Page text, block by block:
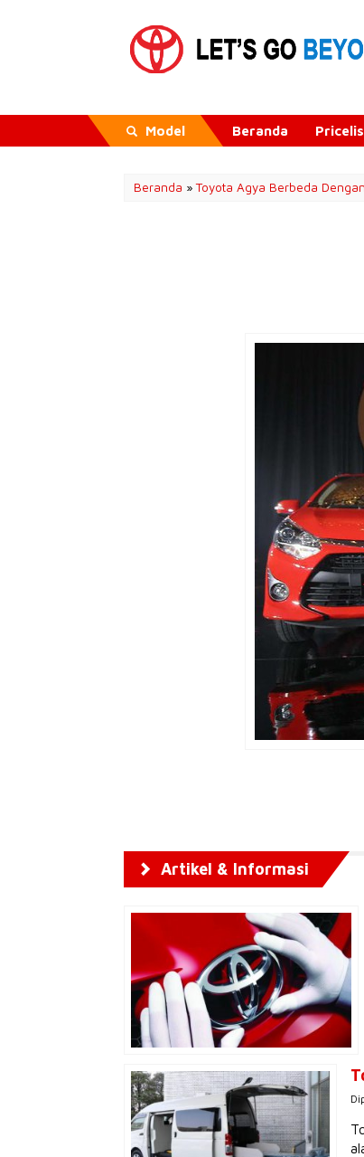
Model Beranda
Beranda »Toyota Agya Berbeda
Artikel & Informasi